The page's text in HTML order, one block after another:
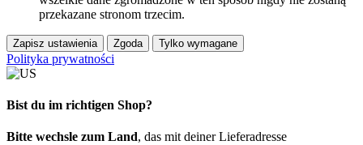
przekazane stronom trzecim.
Zapisz ustawienia Zgoda Tylko wymagane
Polityka prywatności
Bist du im richtigen Shop?
Bitte wechsle zum Land, das mit deiner Lieferadresse